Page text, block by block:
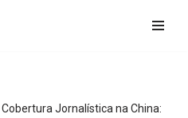
Jornalística na China: